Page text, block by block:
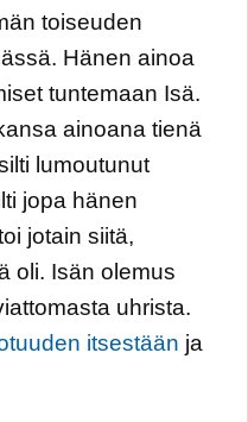
toiseuden
Hänen ainoa
tuntemaan Isä.
ainoana tienä
lumoutunut
jopa hänen
jotain siitä,
oli. Isän olemus
uhrista.
itsestään ja